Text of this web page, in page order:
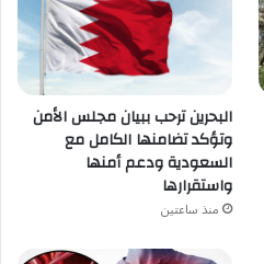
البحرين ترحب ببيان مجلس الأمن
وتؤكد تضامنها الكامل مع
السعودية ودعم أمنها
واستقرارها
منذ ساعتين